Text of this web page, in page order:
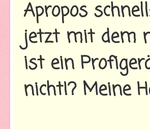
Apropos
jetzt mit dem
ist ein
nicht!? Meine